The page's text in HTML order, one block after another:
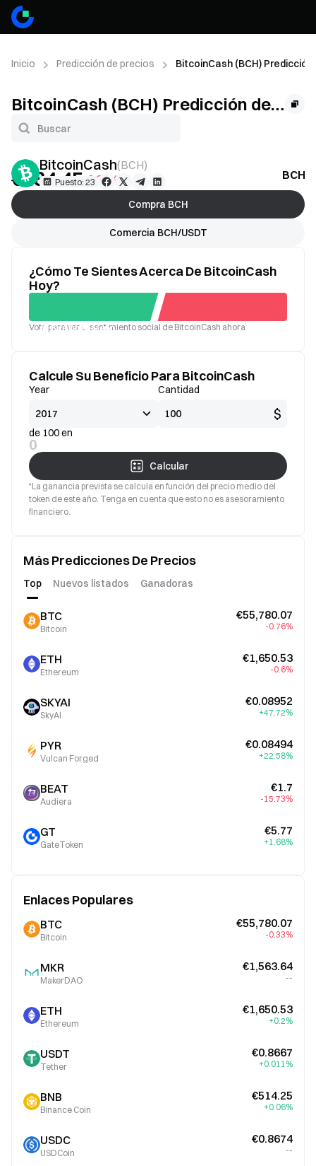
Inicio Predicción de precios BitcoinCash (BCH)
BitcoinCash (BCH) Predicción de
precios
BitcoinCash(BCH)
Puesto: 23 BCH
€184.45-0.06%
Compra BCH
Comercia BCH/USDT
¿Cómo Te Sientes Acerca De BitcoinCash
Hoy?
Bueno Malo
Vota para ver el sentimiento social de BitcoinCash ahora
Calcule Su Beneficio Para BitcoinCash
Year Cantidad
$
de 100 en
0
Calcular
*La ganancia prevista se calcula en función del precio medio del
token de este año. Tenga en cuenta que esto no es asesoramiento
financiero.
Más Predicciones De Precios
Top Nuevos listados Ganadoras
BTC
Bitcoin
€55,780.07
-0.76%
ETH
Ethereum
€1,650.53
-0.6%
SKYAI
SkyAI
€0.08952
+47.72%
PYR
Vulcan Forged
€0.08494
+22.58%
BEAT
Audiera
€1.7
-15.73%
GT
GateToken
€5.77
+1.68%
Enlaces Populares
BTC
Bitcoin
€55,780.07
-0.33%
MKR
MakerDAO
€1,563.64
--
ETH
Ethereum
€1,650.53
+0.2%
USDT
Tether
€0.8667
+0.011%
BNB
Binance Coin
€514.25
+0.06%
USDC
USDCoin
€0.8674
--